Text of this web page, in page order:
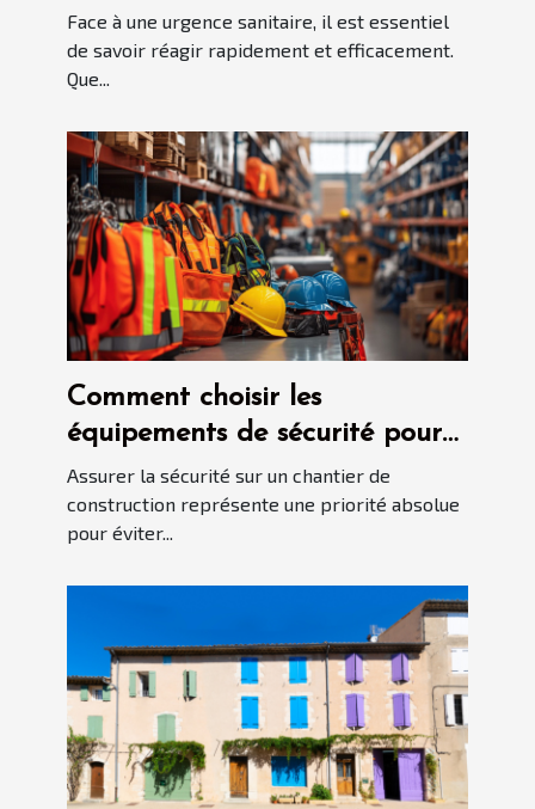
courantes ?
Face à une urgence sanitaire, il est essentiel
de savoir réagir rapidement et efficacement.
Que...
Comment choisir les
équipements de sécurité pour
vos travaux de construction ?
Assurer la sécurité sur un chantier de
construction représente une priorité absolue
pour éviter...